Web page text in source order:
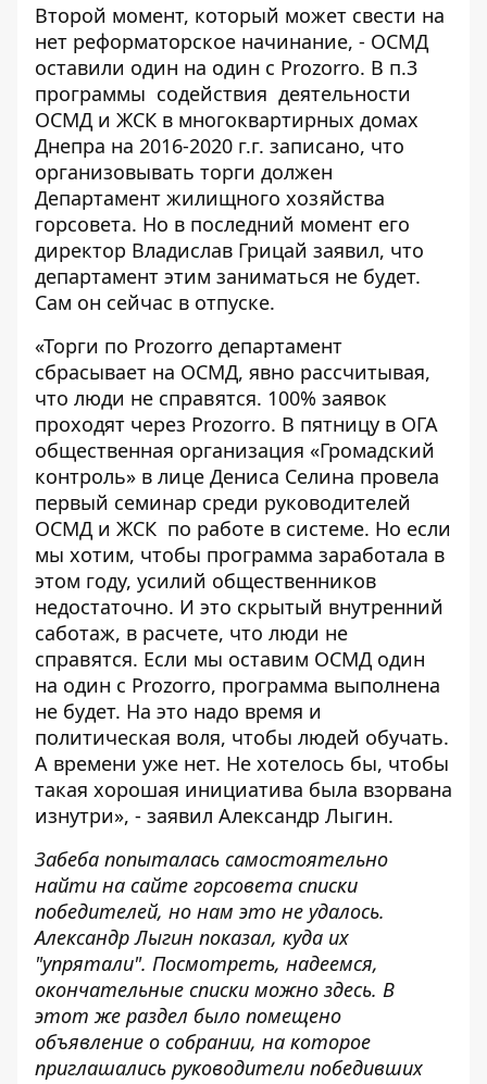
Второй момент, который может свести на
нет реформаторское начинание, - ОСМД
оставили один на один с Prozorro. В п.3
программы содействия деятельности
ОСМД и ЖСК в многоквартирных домах
Днепра на 2016-2020 г.г. записано, что
организовывать торги должен
Департамент жилищного хозяйства
горсовета. Но в последний момент его
директор Владислав Грицай заявил, что
департамент этим заниматься не будет.
Сам он сейчас в отпуске.
«Торги по Prozorro департамент
сбрасывает на ОСМД, явно рассчитывая,
что люди не справятся. 100% заявок
проходят через Prozorro. В пятницу в ОГА
общественная организация «Громадский
контроль» в лице Дениса Селина провела
первый семинар среди руководителей
ОСМД и ЖСК по работе в системе. Но если
мы хотим, чтобы программа заработала в
этом году, усилий общественников
недостаточно. И это скрытый внутренний
саботаж, в расчете, что люди не
справятся. Если мы оставим ОСМД один
на один с Prozorro, программа выполнена
не будет. На это надо время и
политическая воля, чтобы людей обучать.
А времени уже нет. Не хотелось бы, чтобы
такая хорошая инициатива была взорвана
изнутри», - заявил Александр Лыгин.
Забеба попыталась самостоятельно
найти на сайте горсовета списки
победителей, но нам это не удалось.
Александр Лыгин показал, куда их
"упрятали". Посмотреть, надеемся,
окончательные списки можно здесь. В
этот же раздел было помещено
объявление о собрании, на которое
приглашались руководители победивших